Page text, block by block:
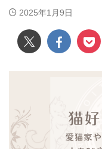
2025年1月9日